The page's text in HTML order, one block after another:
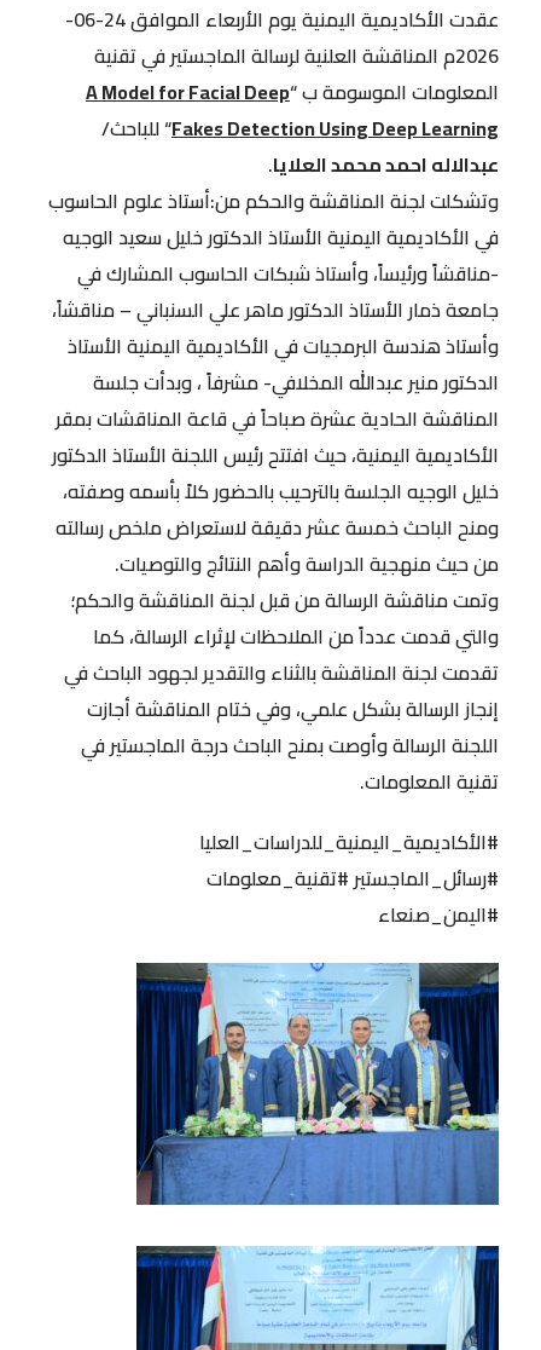
عقدت الأكاديمية اليمنية يوم الأربعاء الموافق 24-06-
2026م المناقشة العلنية لرسالة الماجستير في تقنية
المعلومات الموسومة ب “A Model for Facial Deep
Fakes Detection Using Deep Learning“ للباحث/
عبدالاله احمد محمد العلايا.
وتشكلت لجنة المناقشة والحكم من:أستاذ علوم الحاسوب
في الأكاديمية اليمنية الأستاذ الدكتور خليل سعيد الوجيه
-مناقشاً ورئيساً، وأستاذ شبكات الحاسوب المشارك في
جامعة ذمار الأستاذ الدكتور ماهر علي السنباني – مناقشاً،
وأستاذ هندسة البرمجيات في الأكاديمية اليمنية الأستاذ
الدكتور منير عبدالله المخلافي- مشرفاً ، وبدأت جلسة
المناقشة الحادية عشرة صباحاً في قاعة المناقشات بمقر
الأكاديمية اليمنية، حيث افتتح رئيس اللجنة الأستاذ الدكتور
خليل الوجيه الجلسة بالترحيب بالحضور كلاً بأسمه وصفته،
ومنح الباحث خمسة عشر دقيقة لاستعراض ملخص رسالته
من حيث منهجية الدراسة وأهم النتائج والتوصيات.
وتمت مناقشة الرسالة من قبل لجنة المناقشة والحكم؛
والتي قدمت عدداً من الملاحظات لإثراء الرسالة، كما
تقدمت لجنة المناقشة بالثناء والتقدير لجهود الباحث في
إنجاز الرسالة بشكل علمي، وفي ختام المناقشة أجازت
اللجنة الرسالة وأوصت بمنح الباحث درجة الماجستير في
تقنية المعلومات.
#الأكاديمية_اليمنية_للدراسات_العليا
#رسائل_الماجستير #تقنية_معلومات
#اليمن_صنعاء